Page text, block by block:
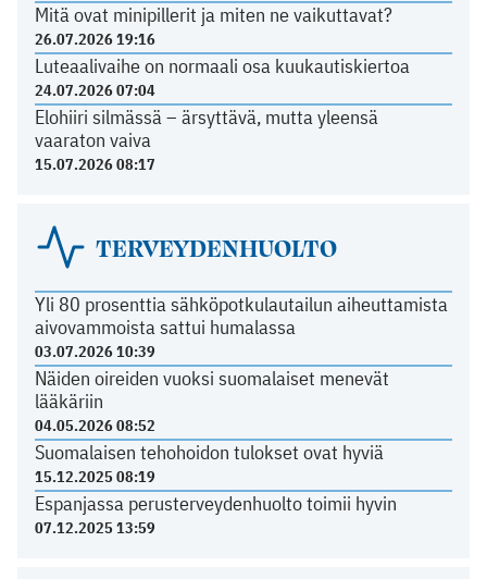
Mitä ovat minipillerit ja miten ne vaikuttavat?
26.07.2026 19:16
Luteaalivaihe on normaali osa kuukautiskiertoa
24.07.2026 07:04
Elohiiri silmässä – ärsyttävä, mutta yleensä
vaaraton vaiva
15.07.2026 08:17
TERVEYDENHUOLTO
Yli 80 prosenttia sähköpotkulautailun aiheuttamista
aivovammoista sattui humalassa
03.07.2026 10:39
Näiden oireiden vuoksi suomalaiset menevät
lääkäriin
04.05.2026 08:52
Suomalaisen tehohoidon tulokset ovat hyviä
15.12.2025 08:19
Espanjassa perusterveydenhuolto toimii hyvin
07.12.2025 13:59